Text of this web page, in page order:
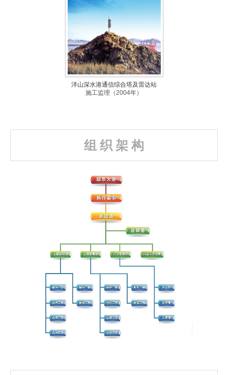
洋山深水港通信综合塔及雷达站
施工监理（2004年）
组 织 架 构